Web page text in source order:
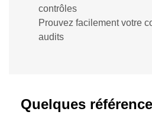
contrôles
Prouvez facilement votre
audits
Quelques